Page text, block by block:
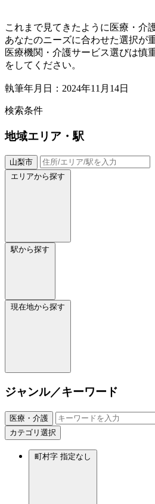
これまで見てきたように医療・介
あなたのニーズに合わせた選択が
医療機関・介護サービス選びは慎
をしてください。
執筆年月日：2024年11月14日
検索条件
地域エリア・駅
山梨市
エリアから探す
駅から探す
現在地から探す
ジャンル／キーワード
医療・介護
カテゴリ選択
町村字 指定なし